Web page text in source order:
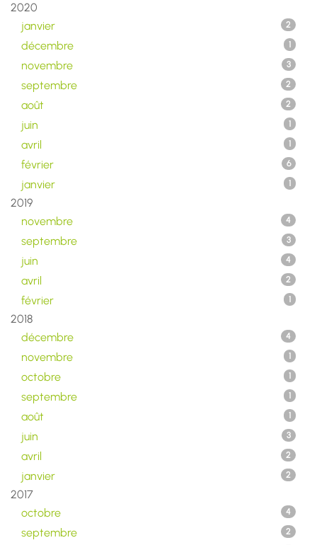
2020
janvier
2
décembre 1
novembre 3
septembre 2
août 2
juin 1
avril 1
février 6
janvier 1
2019
novembre
4
septembre 3
juin 4
avril 2
février 1
2018
décembre
4
novembre 1
octobre 1
septembre 1
août 1
juin 3
avril 2
janvier 2
2017
octobre
4
septembre 2